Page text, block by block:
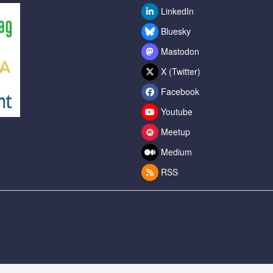
LinkedIn
Bluesky
Mastodon
X (Twitter)
Facebook
Youtube
Meetup
Medium
RSS